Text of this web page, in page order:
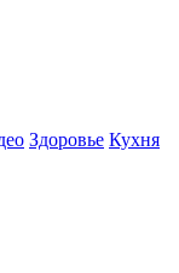
Здоровье Кухня